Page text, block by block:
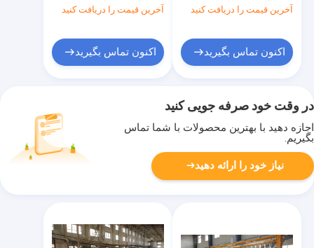
آخرین قیمت را دریافت کنید
اکنون تماس بگیرید
آخرین قیمت را دریافت کنید
اکنون تماس بگیرید
در وقت خود صرفه جویی کنید
اجازه دهید با بهترین محصولات با شما تماس
بگیریم.
نیاز خود را ارائه دهید